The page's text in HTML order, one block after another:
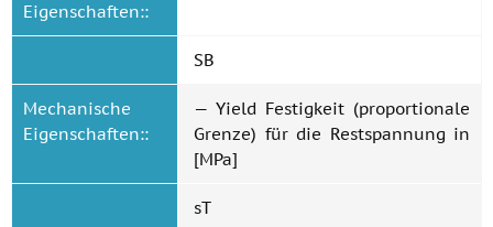
Eigenschaften::
SB
Mechanische
Eigenschaften::
— Yield Festigkeit (proportionale
Grenze) für die Restspannung in
[MPa]
sT